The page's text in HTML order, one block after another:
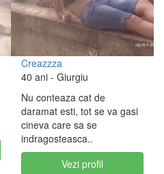
Creazzza
40 ani - Giurgiu
Nu conteaza cat de
daramat esti, tot se va gasi
cineva care sa se
indragosteasca..
Vezi profil